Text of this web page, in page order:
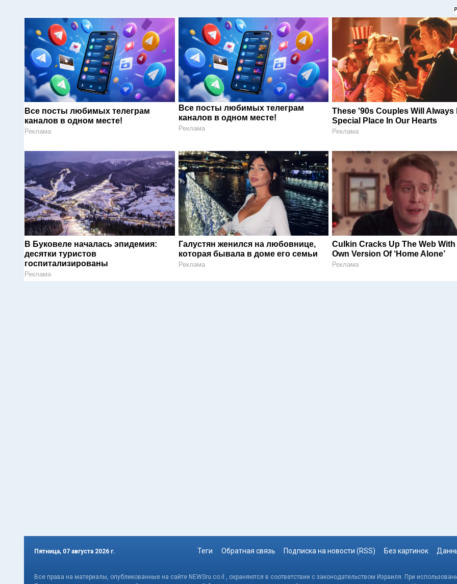
Все посты любимых телеграм
каналов в одном месте!
Реклама
Все посты любимых телеграм
каналов в одном месте!
Реклама
These '90s Couples Will Always
Special Place In Our Hearts
Реклама
В Буковеле началась эпидемия:
десятки туристов
госпитализированы
Реклама
Галустян женился на любовнице,
которая бывала в доме его семьи
Реклама
Culkin Cracks Up The Web
Own Version Of ‘Home Alone’
Реклама
Пятница, 07 августа 2026 г. Теги Обратная связь Подписка на новости (RSS) Без картинок
Все права на материалы, опубликованные на сайте NEWSru.co.il , охраняются в соответствии с законодательством Израиля. При